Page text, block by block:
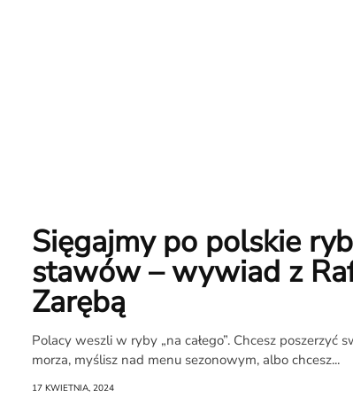
O
Sięgajmy po polskie
stawów – wywiad z
Zarębą
Polacy weszli w ryby „na całego”. Chcesz poszerzyć
morza, myślisz nad menu sezonowym, albo chcesz...
17 KWIETNIA, 2024